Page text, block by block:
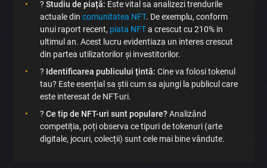
?Studiu de piață: Este vital sa analizezi trendurile
actuale dincomunitatea NFT. De exemplu, conform
unui raport recent, piata NFTa crescut cu 210% in
ultimul an. Acest lucru evidentiaza un interes crescut
din partea utilizatorilor și investitorilor.
? Identificarea publicului țintă: Cine va folosi tokenul
tau? Este esențial sa știi cum sa ajungi la publicul care
este interesat de NFT-uri.
?Ce tip de NFT-uri sunt populare?Analizând
competiția, poți observa ce tipuri de tokenuri (arte
digitale, jocuri, colecții) sunt cele mai bine vândute.